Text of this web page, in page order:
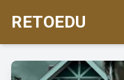
RETOEDU